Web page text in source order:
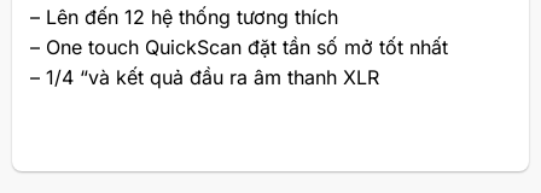
– Lên đến 12 hệ thống tương thích
– One touch QuickScan đặt tần số mở tốt nhất
– 1/4 “và kết quả đầu ra âm thanh XLR